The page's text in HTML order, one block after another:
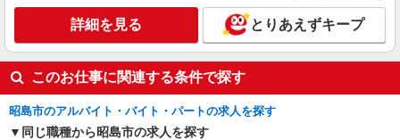
詳細を見る とりあえずキープ
このお仕事に関連する条件で探す
昭島市のアルバイト・バイト・パートの求人を探す
同じ職種から昭島市の求人を探す